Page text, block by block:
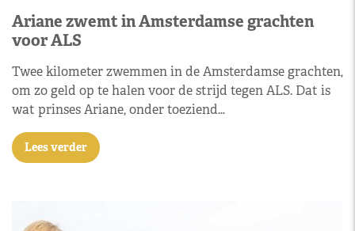
Ariane zwemt in Amsterdamse grachten
voor ALS
Twee kilometer zwemmen in de Amsterdamse grachten,
om zo geld op te halen voor de strijd tegen ALS. Dat is
wat prinses Ariane, onder toeziend…
Lees verder